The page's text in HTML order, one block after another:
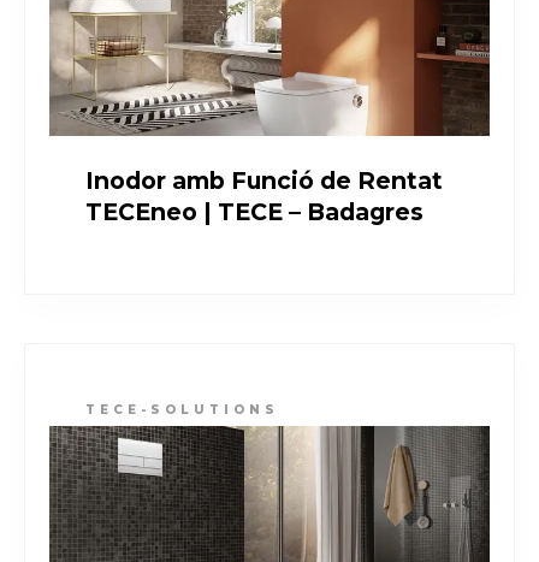
Inodor amb Funció de Rentat
TECEneo | TECE – Badagres
TECE-SOLUTIONS